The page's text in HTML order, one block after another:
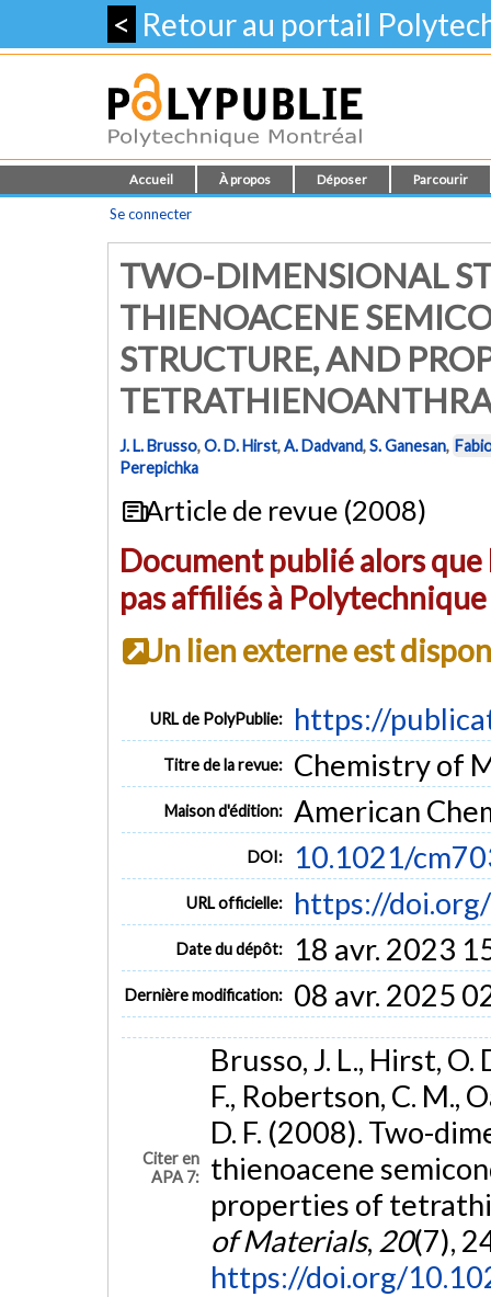
< Retour au portail
Accueil À propos Déposer Parcourir
Se connecter
TWO-DIMENSIONAL
THIENOACENE
STRUCTURE, AND
J. L. Brusso,O. D. Hirst,A. Dadvand,S. Ganesan,
Perepichka
Article de revue (2008)
Document publié alors
pas affiliés à
Un lien externe est
URL de PolyPublie: https://
Titre de la revue: Chemistry of
Maison d'édition: American
DOI: 10.1021/
URL officielle: https://
Date du dépôt: 18 avr. 2023
Dernière modification: 08 avr. 2025
Citer en
APA 7:
Brusso, J. L., Hirst, O.
F., Robertson, C. M.,
D. F. (2008). Two-
thienoacene
properties of
of Materials, 20(7),
https://doi.org/